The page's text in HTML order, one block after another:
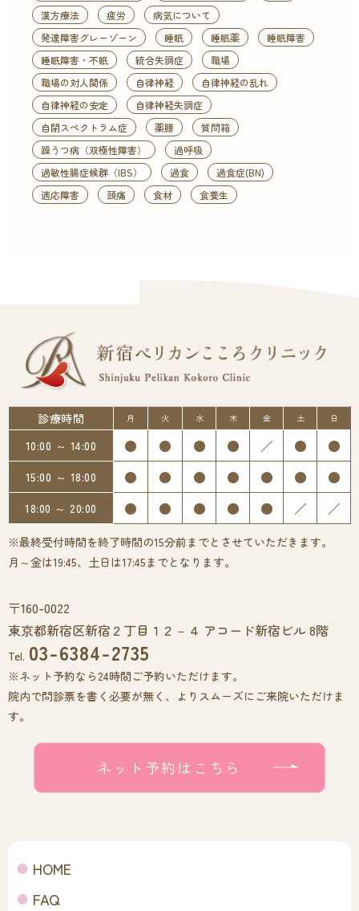
漢方療法
疲労
病気について
発達障害グレーゾーン
睡眠 睡眠薬
睡眠障害
睡眠障害・不眠
統合失調症
職場
職場の対人関係
自律神経
自律神経の乱れ
自律神経の安定
自律神経失調症
自閉スペクトラム症
薬膳
質問箱
躁うつ病（双極性障害）
過呼吸
過敏性腸症候群（IBS）
過食
過食症(BN)
適応障害
頭痛 食材 食養生
診療時間 月 火 水 木 金 土 日
10:00 ～ 14:00 ● ● ● ● ／ ● ●
15:00 ～ 18:00 ● ● ● ● ● ● ●
18:00 ～ 20:00 ● ● ● ● ● ／ ／
※最終受付時間を終了時間の15分前までとさせていただきます。
月～金は19:45、土日は17:45までとなります。
〒160-0022
東京都新宿区新宿２丁目１２－４ アコード新宿ビル 8階
Tel. 03-6384-2735
※ネット予約なら24時間ご予約いただけます。
院内で問診票を書く必要が無く、よりスムーズにご来院いただけま
す。
ネット予約はこちら
HOME
FAQ